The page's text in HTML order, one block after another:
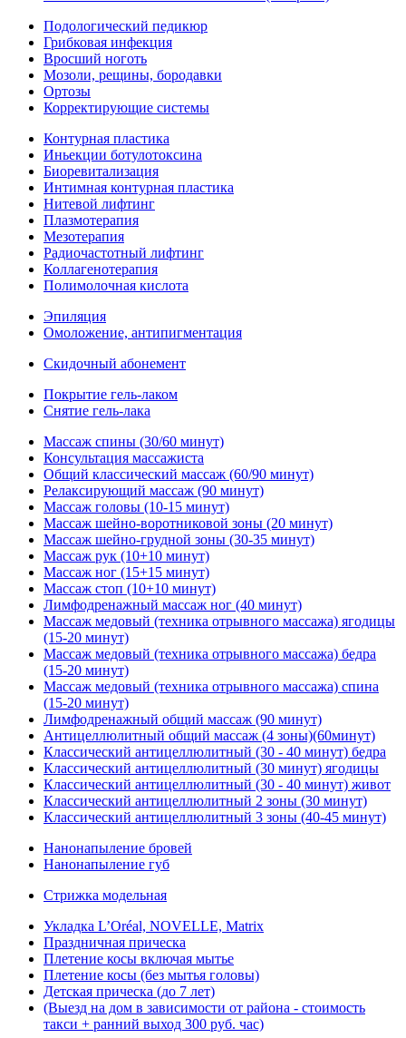
Подологический педикюр
Грибковая инфекция
Вросший ноготь
Мозоли, рещины, бородавки
Ортозы
Корректирующие системы
Контурная пластика
Иньекции ботулотоксина
Биоревитализация
Интимная контурная пластика
Нитевой лифтинг
Плазмотерапия
Мезотерапия
Радиочастотный лифтинг
Коллагенотерапия
Полимолочная кислота
Эпиляция
Омоложение, антипигментация
Скидочный абонемент
Покрытие гель-лаком
Снятие гель-лака
Массаж спины (30/60 минут)
Консультация массажиста
Общий классический массаж (60/90 минут)
Релаксирующий массаж (90 минут)
Массаж головы (10-15 минут)
Массаж шейно-воротниковой зоны (20 минут)
Массаж шейно-грудной зоны (30-35 минут)
Массаж рук (10+10 минут)
Массаж ног (15+15 минут)
Массаж стоп (10+10 минут)
Лимфодренажный массаж ног (40 минут)
Массаж медовый (техника отрывного массажа) ягодицы
(15-20 минут)
Массаж медовый (техника отрывного массажа) бедра
(15-20 минут)
Массаж медовый (техника отрывного массажа) спина
(15-20 минут)
Лимфодренажный общий массаж (90 минут)
Антицеллюлитный общий массаж (4 зоны)(60минут)
Классический антицеллюлитный (30 - 40 минут) бедра
Классический антицеллюлитный (30 минут) ягодицы
Классический антицеллюлитный (30 - 40 минут) живот
Классический антицеллюлитный 2 зоны (30 минут)
Классический антицеллюлитный 3 зоны (40-45 минут)
Нанонапыление бровей
Нанонапыление губ
Стрижка модельная
Укладка L’Oréal, NOVELLE, Matrix
Праздничная прическа
Плетение косы включая мытье
Плетение косы (без мытья головы)
Детская прическа (до 7 лет)
(Выезд на дом в зависимости от района - стоимость
такси + ранний выход 300 руб. час)